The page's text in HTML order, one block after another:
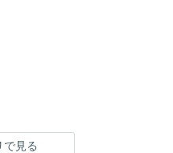
で見る